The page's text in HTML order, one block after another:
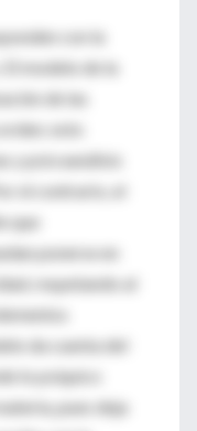
con la
modelo de la
de las
esto
y psicoanálisis
el contrario, el
que
ponerse en
respetando al
da cuenta del
lo psíquico
pues deja